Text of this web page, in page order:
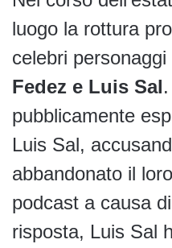
luogo la rottura
celebri
Fedez e Luis Sal
pubblicamente
Luis Sal,
abbandonato il
podcast a causa
risposta, Luis Sal